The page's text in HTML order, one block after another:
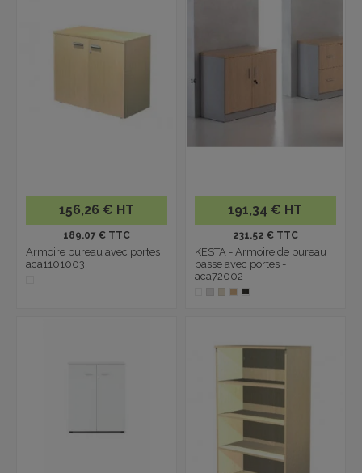
156,26 € HT
189.07 € TTC
Armoire bureau avec portes
aca1101003
191,34 € HT
231.52 € TTC
KESTA - Armoire de bureau
basse avec portes -
aca72002